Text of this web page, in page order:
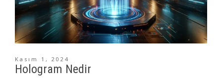
Kasım 1, 2024
Hologram Nedir